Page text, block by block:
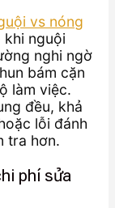
vs nóng
nguội
nghi ngờ
bám cặn
làm việc.
đều, khả
lỗi đánh
tra hơn.
phí sửa